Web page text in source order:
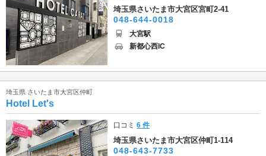
埼玉県さいたま市大宮区宮町2-41
048-644-0018
大宮駅
新都心西IC
埼玉県 さいたま市大宮区仲町
Hotel Let's
口コミ6 件
埼玉県さいたま市大宮区仲町1-114
048-643-7733